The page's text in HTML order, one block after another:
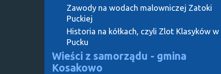
Zawody na wodach malowniczej Zatoki
Puckiej
Historia na kółkach, czyli Zlot Klasyków w
Pucku
Wieści z samorządu - gmina
Kosakowo